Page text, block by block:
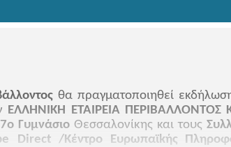
θα πραγματοποιηθεί
ΕΛΛΗΝΙΚΗ ΕΤΑΙΡΕΙΑ ΠΕΡΙΒΑΛΛΟΝΤΟΣ
Γυμνάσιο Θεσσαλονίκης και τους
Direct /Κέντρο Ευρωπαϊkής